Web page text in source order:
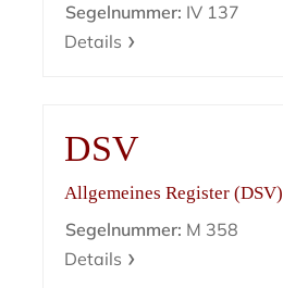
Segelnummer: IV 137
Details
DSV
Allgemeines Register (DSV)
Segelnummer: M 358
Details